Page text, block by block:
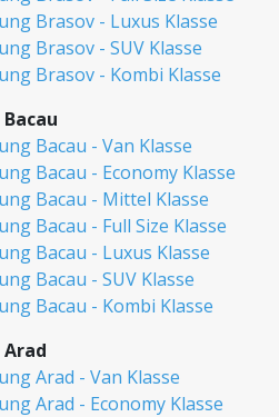
Brasov - Luxus Klasse
Brasov - SUV Klasse
Brasov - Kombi Klasse
Bacau - Van Klasse
Bacau - Economy Klasse
Bacau - Mittel Klasse
Bacau - Full Size Klasse
Bacau - Luxus Klasse
Bacau - SUV Klasse
Bacau - Kombi Klasse
Arad - Van Klasse
Arad - Economy Klasse